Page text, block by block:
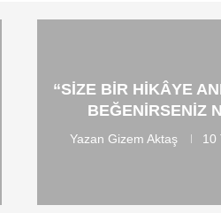
“SIZE BIR HIKÂYE
BEĞENIRSENIZ
Yazan Gizem Aktaş 10